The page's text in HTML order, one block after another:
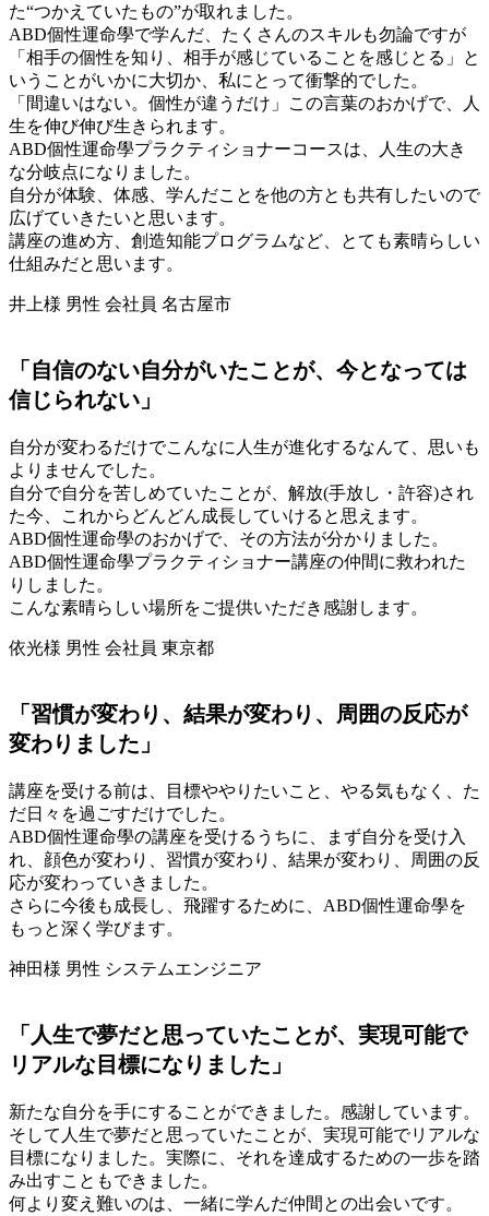
た“つかえていたもの”が取れました。
ABD個性運命學で学んだ、たくさんのスキルも勿論ですが
「相手の個性を知り、相手が感じていることを感じとる」と
いうことがいかに大切か、私にとって衝撃的でした。
「間違いはない。個性が違うだけ」この言葉のおかげで、人
生を伸び伸び生きられます。
ABD個性運命學プラクティショナーコースは、人生の大き
な分岐点になりました。
自分が体験、体感、学んだことを他の方とも共有したいので
広げていきたいと思います。
講座の進め方、創造知能プログラムなど、とても素晴らしい
仕組みだと思います。
井上様 男性 会社員 名古屋市
「自信のない自分がいたことが、今となっては
信じられない」
自分が変わるだけでこんなに人生が進化するなんて、思いも
よりませんでした。
自分で自分を苦しめていたことが、解放(手放し・許容)され
た今、これからどんどん成長していけると思えます。
ABD個性運命學のおかげで、その方法が分かりました。
ABD個性運命學プラクティショナー講座の仲間に救われた
りしました。
こんな素晴らしい場所をご提供いただき感謝します。
依光様 男性 会社員 東京都
「習慣が変わり、結果が変わり、周囲の反応が
変わりました」
講座を受ける前は、目標ややりたいこと、やる気もなく、た
だ日々を過ごすだけでした。
ABD個性運命學の講座を受けるうちに、まず自分を受け入
れ、顔色が変わり、習慣が変わり、結果が変わり、周囲の反
応が変わっていきました。
さらに今後も成長し、飛躍するために、ABD個性運命學を
もっと深く学びます。
神田様 男性 システムエンジニア
「人生で夢だと思っていたことが、実現可能で
リアルな目標になりました」
新たな自分を手にすることができました。感謝しています。
そして人生で夢だと思っていたことが、実現可能でリアルな
目標になりました。実際に、それを達成するための一歩を踏
み出すこともできました。
何より変え難いのは、一緒に学んだ仲間との出会いです。